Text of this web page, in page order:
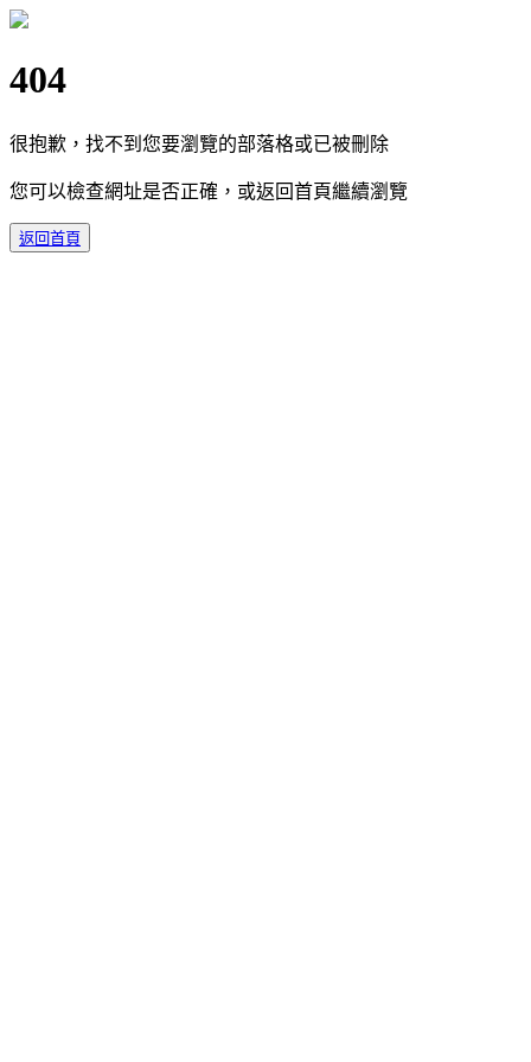
404
很抱歉，找不到您要瀏覽的部落格或已被刪除
您可以檢查網址是否正確，或返回首頁繼續瀏覽
返回首頁